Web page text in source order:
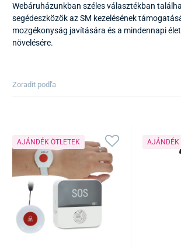
Webáruházunkban széles választékban
segédeszközök az SM kezelésének
mozgékonyság javítására és a mindennapi
növelésére.
Zoradit podľa
AJÁNDÉK ÖTLETEK AJÁNDÉK